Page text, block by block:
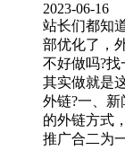
2023-06-16
站长们都知
部优化了，
不好做吗?找
其实做就是
外链?一、
的外链方式
推广合二为